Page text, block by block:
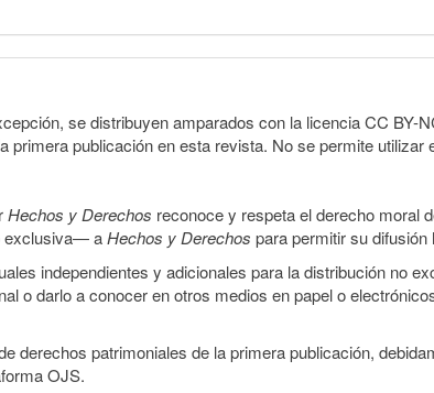
se distribuyen amparados con la licencia CC BY-
primera publicación en esta revista. No se permite
Hechos y Derechos reconoce y respeta el derecho moral
exclusiva— aHechos y Derechos para permitir su
independientes y adicionales para la distribución no
o darlo a conocer en otros medios en papel o
derechos patrimoniales de la primera publicación,
OJS.